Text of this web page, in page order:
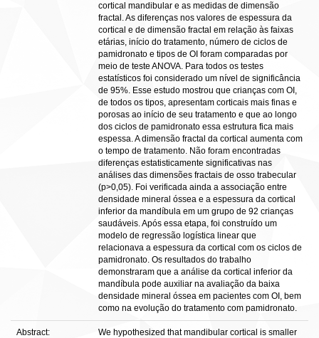
cortical mandibular e as medidas de dimensão
fractal. As diferenças nos valores de espessura da
cortical e de dimensão fractal em relação às faixas
etárias, início do tratamento, número de ciclos de
pamidronato e tipos de OI foram comparadas por
meio de teste ANOVA. Para todos os testes
estatísticos foi considerado um nível de significância
de 95%. Esse estudo mostrou que crianças com OI,
de todos os tipos, apresentam corticais mais finas e
porosas ao início de seu tratamento e que ao longo
dos ciclos de pamidronato essa estrutura fica mais
espessa. A dimensão fractal da cortical aumenta com
o tempo de tratamento. Não foram encontradas
diferenças estatisticamente significativas nas
análises das dimensões fractais de osso trabecular
(p>0,05). Foi verificada ainda a associação entre
densidade mineral óssea e a espessura da cortical
inferior da mandíbula em um grupo de 92 crianças
saudáveis. Após essa etapa, foi construído um
modelo de regressão logística linear que
relacionava a espessura da cortical com os ciclos de
pamidronato. Os resultados do trabalho
demonstraram que a análise da cortical inferior da
mandíbula pode auxiliar na avaliação da baixa
densidade mineral óssea em pacientes com OI, bem
como na evolução do tratamento com pamidronato.
Abstract:
We hypothesized that mandibular cortical is smaller